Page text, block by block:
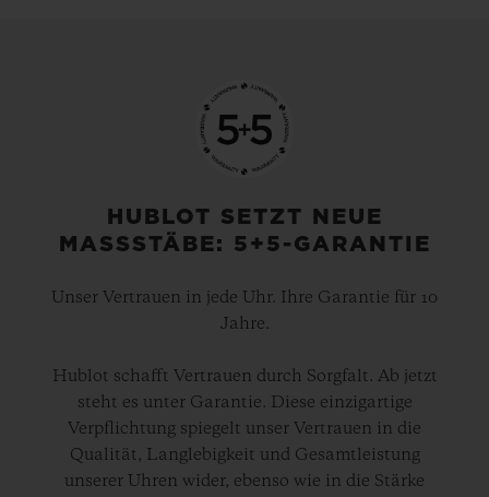
Zeitnehmer“ der UEFA Euro 2008 – der
Beginn einer langjährigen Partnerschaft.
Seither hat Hublot bei allen UEFA-
Europameisterschaften die Zeit gemessen.
auch bei dem mit Spannung erwarteten
das erstmals in 12 Gastgeberstädten in ganz
Europa stattfindet.
Und seit 2010 ist Hublot auch „Offizieller
HUBLOT SETZT NEUE
MASSSTÄBE: 5+5-GARANTIE
Unser Vertrauen in jede Uhr. Ihre Garantie für 10
Jahre.
Hublot schafft Vertrauen durch Sorgfalt. Ab jetzt
steht es unter Garantie. Diese einzigartige
Verpflichtung spiegelt unser Vertrauen in die
Qualität, Langlebigkeit und Gesamtleistung
unserer Uhren wider, ebenso wie in die Stärke